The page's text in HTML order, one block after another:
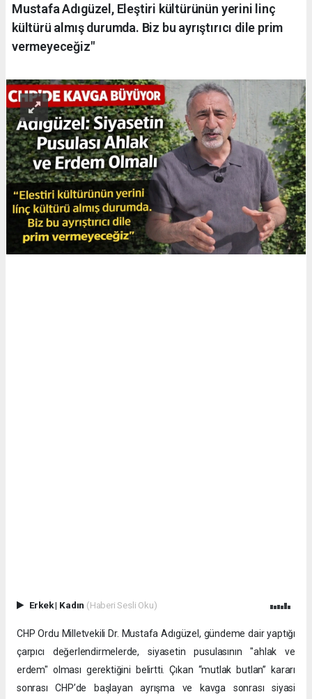
Mustafa Adıgüzel, Eleştiri kültürünün yerini linç
kültürü almış durumda. Biz bu ayrıştırıcı dile prim
vermeyeceğiz"
Erkek| Kadın (Haberi Sesli Oku)
CHP Ordu Milletvekili Dr. Mustafa Adıgüzel, gündeme dair yaptığı
çarpıcı değerlendirmelerde, siyasetin pusulasının "ahlak ve
erdem" olması gerektiğini belirtti. Çıkan “mutlak butlan” kararı
sonrası CHP’de başlayan ayrışma ve kavga sonrası siyasi